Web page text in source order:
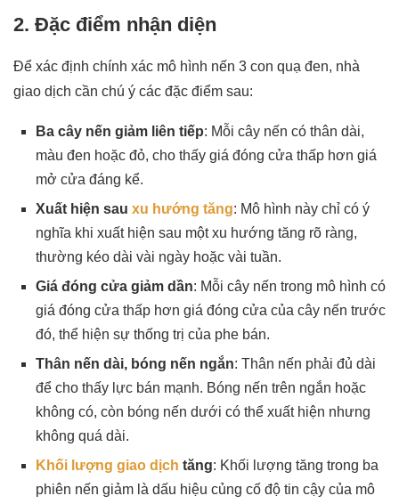
2. Đặc điểm nhận diện
Để xác định chính xác mô hình nến 3 con quạ đen, nhà
giao dịch cần chú ý các đặc điểm sau:
Ba cây nến giảm liên tiếp: Mỗi cây nến có thân dài,
màu đen hoặc đỏ, cho thấy giá đóng cửa thấp hơn giá
mở cửa đáng kể.
Xuất hiện sau xu hướng tăng: Mô hình này chỉ có ý
nghĩa khi xuất hiện sau một xu hướng tăng rõ ràng,
thường kéo dài vài ngày hoặc vài tuần.
Giá đóng cửa giảm dần: Mỗi cây nến trong mô hình có
giá đóng cửa thấp hơn giá đóng cửa của cây nến trước
đó, thể hiện sự thống trị của phe bán.
Thân nến dài, bóng nến ngắn: Thân nến phải đủ dài
để cho thấy lực bán mạnh. Bóng nến trên ngắn hoặc
không có, còn bóng nến dưới có thể xuất hiện nhưng
không quá dài.
Khối lượng giao dịch tăng: Khối lượng tăng trong ba
phiên nến giảm là dấu hiệu củng cố độ tin cậy của mô